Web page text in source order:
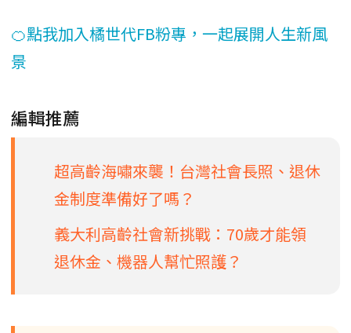
🍊點我加入橘世代FB粉專，一起展開人生新風
景
編輯推薦
超高齡海嘯來襲！台灣社會長照、退休
金制度準備好了嗎？
義大利高齡社會新挑戰：70歲才能領
退休金、機器人幫忙照護？